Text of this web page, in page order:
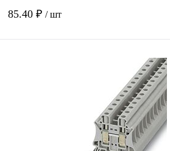
85.40 ₽ / шт
В корзину
Сравнение
Под заказ